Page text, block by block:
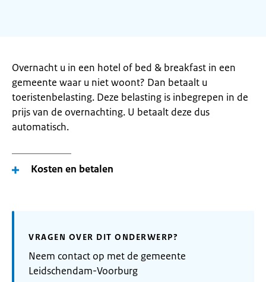
Overnacht u in een hotel of bed & breakfast in een
gemeente waar u niet woont? Dan betaalt u
toeristenbelasting. Deze belasting is inbegrepen in de
prijs van de overnachting. U betaalt deze dus
automatisch.
Kosten en betalen
VRAGEN OVER DIT ONDERWERP?
Neem contact op met de gemeente
Leidschendam-Voorburg